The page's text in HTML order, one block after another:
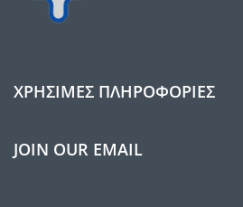
ΧΡΉΣΙΜΕΣ ΠΛΗΡΟΦΟΡΊΕΣ
JOIN OUR EMAIL